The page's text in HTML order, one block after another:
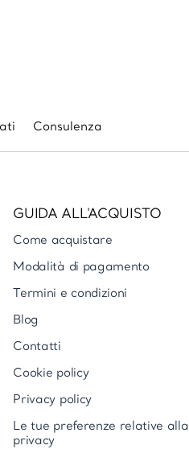
Consulenza
GUIDA ALL'ACQUISTO
Come acquistare
Modalità di pagamento
Termini e condizioni
Blog
Contatti
Cookie policy
Privacy policy
Le tue preferenze relative alla
privacy